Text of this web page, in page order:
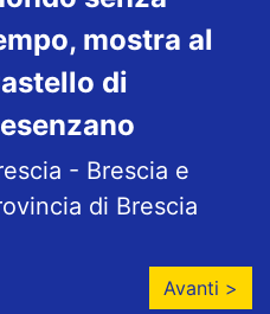
mostra al
di
- Brescia e
di Brescia
Avanti >